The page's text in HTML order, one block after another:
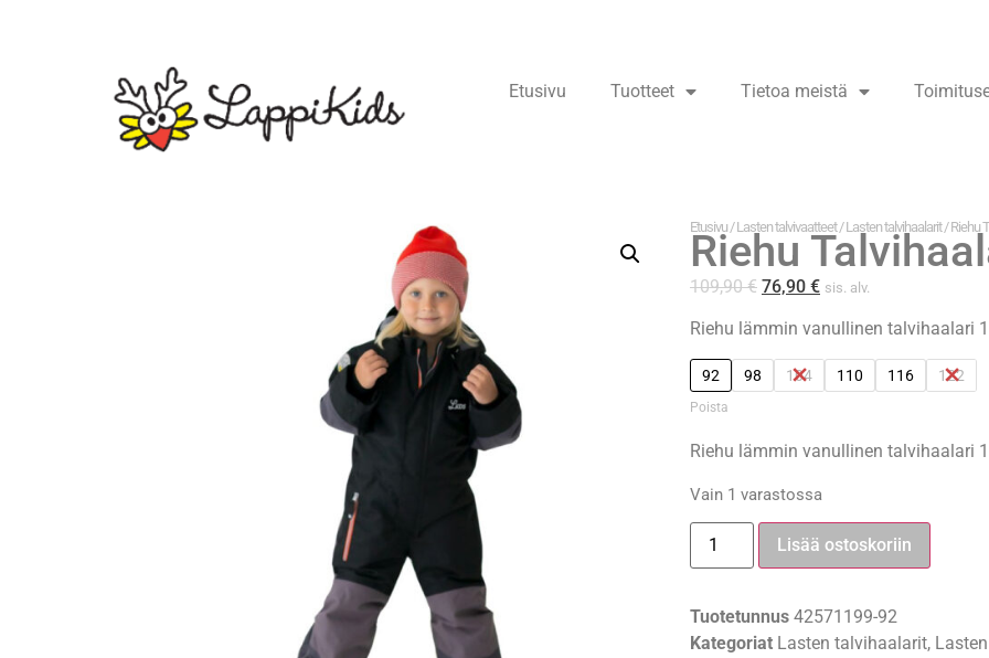
Etusivu Tuotteet Tietoa meistä
Etusivu /Lasten talvivaatteet/Lasten talvihaalarit/ Riehu
Riehu
109,90€ 76,90 € sis. alv.
Riehu lämmin vanullinen talvihaalari
92 98 104 110 116 122
Poista
Riehu lämmin vanullinen talvihaalari
Vain 1 varastossa
Lisää ostoskoriin
Tuotetunnus 42571199-92
Kategoriat Lasten talvihaalarit,